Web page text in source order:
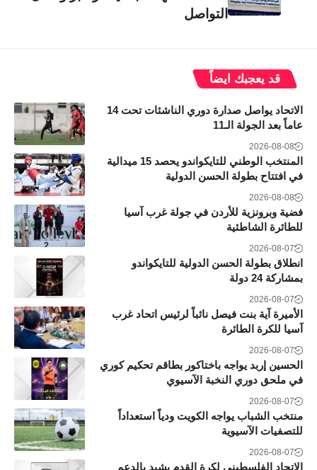
التواصل
قد يعجبك ايضاً
الاتحاد يواصل صدارة دوري الناشئات تحت 14
عاماً بعد الجولة الـ11
2026-08-08
المنتخب الوطني للتايكواندو يحصد 15 ميدالية
في افتتاح بطولة الحسن الدولية
2026-08-08
فضية وبرونزية للأردن في جولة غرب آسيا
للطائرة الشاطئية
2026-08-07
انطلاق بطولة الحسن الدولية للتايكواندو
بمشاركة 24 دولة
2026-08-07
الأميرة آية بنت فيصل نائباً لرئيس اتحاد غرب
آسيا للكرة الطائرة
2026-08-07
الحسين إربد يواجه باختاكور بطاقم تحكيم كوري
في ملحق دوري النخبة الآسيوي
2026-08-07
منتخب الشباب يواجه الكويت ودياً استعداداً
للتصفيات الآسيوية
2026-08-07
الاتحاد الفلسطيني لكرة القدم يشيد بالدعم